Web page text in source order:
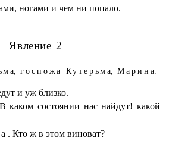
ногами и чем ни попало.
Явление 2
госпожа Кутерьма Марина.
и уж близко.
В каком состоянии нас найдут! какой
Кто ж в этом виноват?